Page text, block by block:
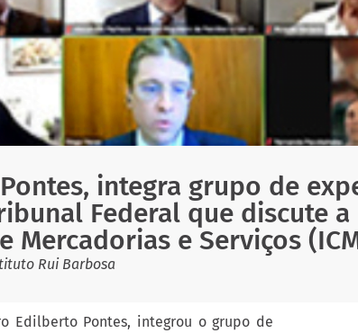
integra grupo de
Federal que discute a
e Serviços
Rui Barbosa
Edilberto Pontes, integrou o grupo de